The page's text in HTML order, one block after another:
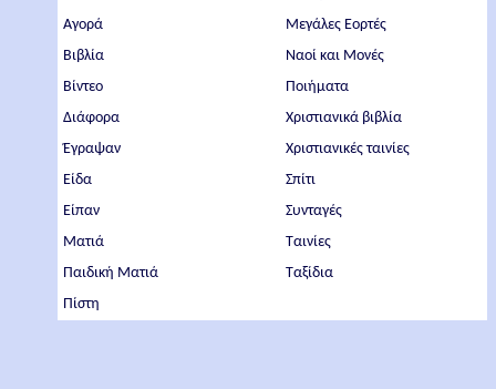
Αγορά
Βιβλία
Βίντεο
Διάφορα
Έγραψαν
Είδα
Είπαν
Ματιά
Παιδική Ματιά
Πίστη
Μεγάλες Εορτές
Ναοί και Μονές
Ποιήματα
Χριστιανικά βιβλία
Χριστιανικές ταινίες
Σπίτι
Συνταγές
Ταινίες
Ταξίδια